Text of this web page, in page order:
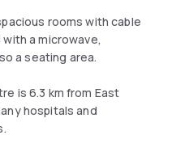
rooms with cable
a microwave,
a seating area.
is 6.3 km from East
hospitals and